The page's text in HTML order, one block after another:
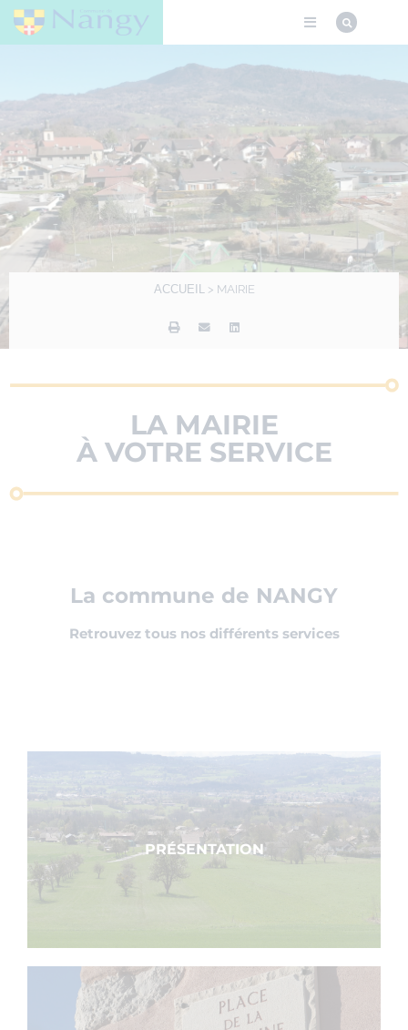
ACCUEIL> MAIRIE
LA MAIRIE
À VOTRE SERVICE
La commune de NANGY
Retrouvez tous nos différents services
PRÉSENTATION